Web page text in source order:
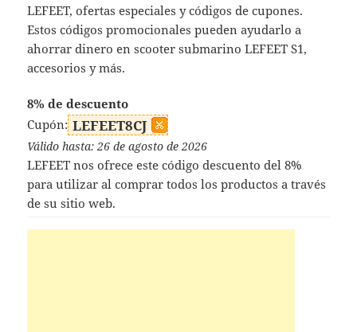
LEFEET, ofertas especiales y códigos de cupones.
Estos códigos promocionales pueden ayudarlo a
ahorrar dinero en scooter submarino LEFEET S1,
accesorios y más.
8% de descuento
Cupón: LEFEET8CJ
Válido hasta: 26 de agosto de 2026
LEFEET nos ofrece este código descuento del 8%
para utilizar al comprar todos los productos a través
de su sitio web.